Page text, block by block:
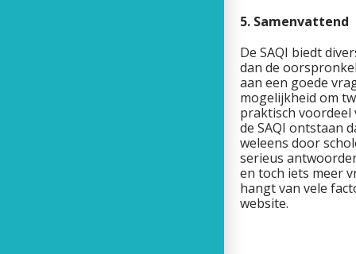
5. Samenvattend
De SAQI biedt
dan de
aan een goede
mogelijkheid om
praktisch voordeel
de SAQI ontstaan
weleens door
serieus
en toch iets meer
hangt van vele
website.